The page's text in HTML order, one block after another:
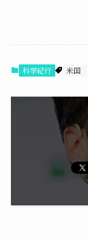
科学紀行 米国